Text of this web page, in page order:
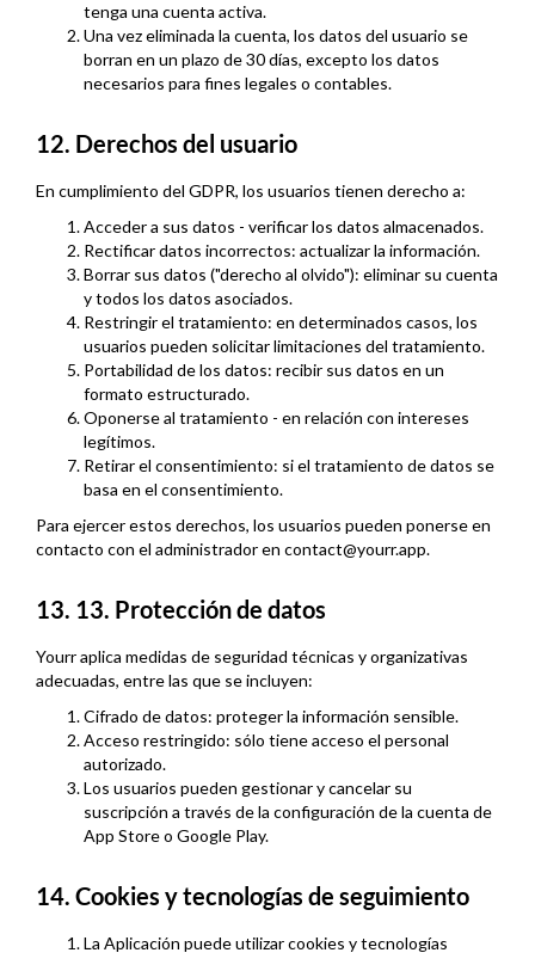
tenga una cuenta activa.
Una vez eliminada la cuenta, los datos del usuario se
borran en un plazo de 30 días, excepto los datos
necesarios para fines legales o contables.
12. Derechos del usuario
En cumplimiento del GDPR, los usuarios tienen derecho a:
Acceder a sus datos - verificar los datos almacenados.
Rectificar datos incorrectos: actualizar la información.
Borrar sus datos ("derecho al olvido"): eliminar su cuenta
y todos los datos asociados.
Restringir el tratamiento: en determinados casos, los
usuarios pueden solicitar limitaciones del tratamiento.
Portabilidad de los datos: recibir sus datos en un
formato estructurado.
Oponerse al tratamiento - en relación con intereses
legítimos.
Retirar el consentimiento: si el tratamiento de datos se
basa en el consentimiento.
Para ejercer estos derechos, los usuarios pueden ponerse en
contacto con el administrador en contact@yourr.app.
13. 13. Protección de datos
Yourr aplica medidas de seguridad técnicas y organizativas
adecuadas, entre las que se incluyen:
Cifrado de datos: proteger la información sensible.
Acceso restringido: sólo tiene acceso el personal
autorizado.
Los usuarios pueden gestionar y cancelar su
suscripción a través de la configuración de la cuenta de
App Store o Google Play.
14. Cookies y tecnologías de seguimiento
La Aplicación puede utilizar cookies y tecnologías